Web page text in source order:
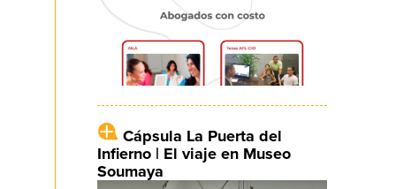
Cápsula La Puerta del
Infierno | El viaje en Museo
Soumaya